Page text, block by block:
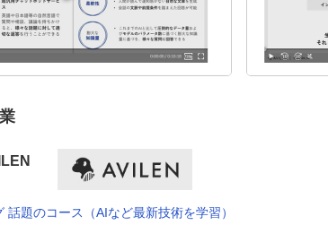
話題のコース（AIなど最新技術を学習）